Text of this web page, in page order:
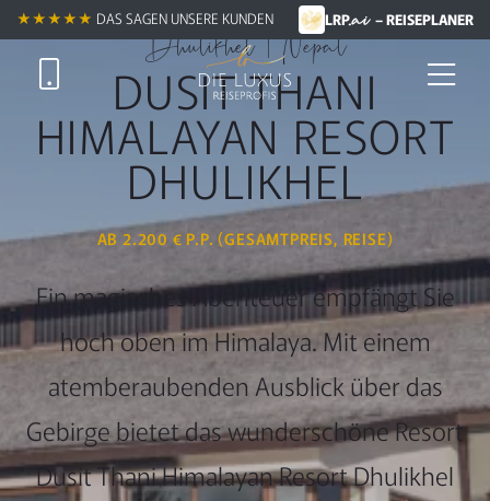
★★★★★ DAS SAGEN UNSERE KUNDEN LRP.ai – REISEPLANER
★★★★★
Dhulikhel | Nepal
DUSIT THANI
HIMALAYAN RESORT
DHULIKHEL
AB 2.200 € P.P. (GESAMTPREIS, REISE)
Ein magisches Abenteuer empfängt Sie
hoch oben im Himalaya. Mit einem
atemberaubenden Ausblick über das
Gebirge bietet das wunderschöne Resort
Dusit Thani Himalayan Resort Dhulikhel